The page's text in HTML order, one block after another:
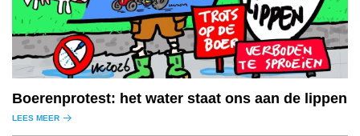
Boerenprotest: het water staat ons aan de lippen
LEES MEER